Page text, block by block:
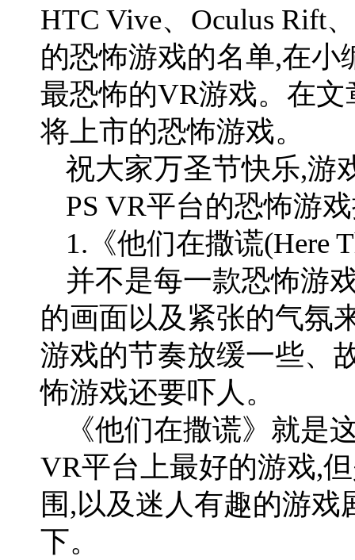
HTC Vive、Oculus Rift
的恐怖游戏的名单,在
最恐怖的VR游戏。在
将上市的恐怖游戏。
祝大家万圣节快乐,游
PS VR平台的恐怖游
1.《他们在撒谎(Here
并不是每一款恐怖游
的画面以及紧张的气氛
游戏的节奏放缓一些、
怖游戏还要吓人。
《他们在撒谎》就是
VR平台上最好的游戏,
围,以及迷人有趣的游
下。